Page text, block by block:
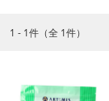
1 - 1件（全 1件）